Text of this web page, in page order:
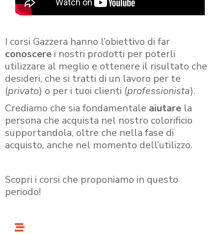
I corsi Gazzera hanno l’obiettivo di far
conoscere i nostri prodotti per poterli
utilizzare al meglio e ottenere il risultato che
desideri, che si tratti di un lavoro per te
(privato) o per i tuoi clienti (professionista).
Crediamo che sia fondamentale aiutare la
persona che acquista nel nostro colorificio
supportandola, oltre che nella fase di
acquisto, anche nel momento dell’utilizzo.
Scopri i corsi che proponiamo in questo
periodo!